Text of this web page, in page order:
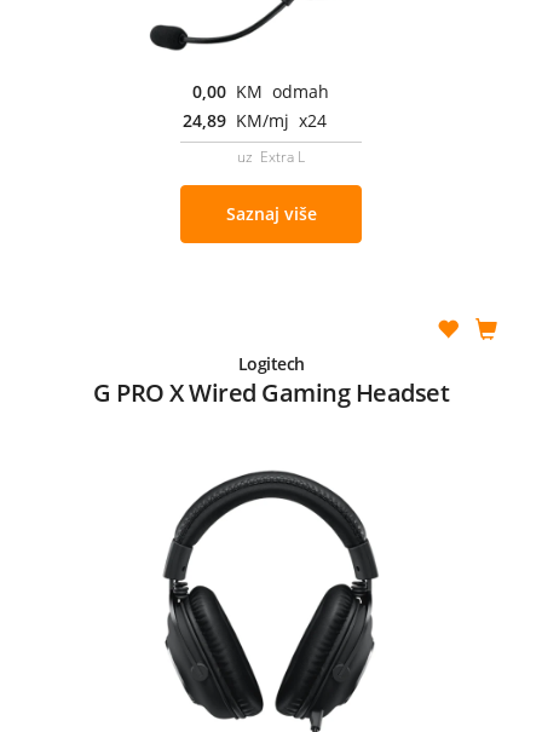
0,00 KM odmah
24,89 KM/mj x24
uz Extra L
Saznaj više
Logitech
G PRO X Wired Gaming Headset